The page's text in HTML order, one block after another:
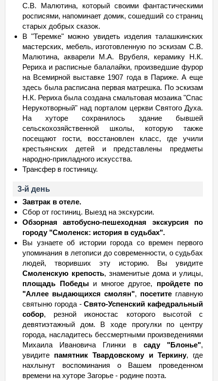
С.В. Малютина, который своими фантастическими
росписями, напоминает домик, сошедший со страниц
старых добрых сказок.
В "Теремке" можно увидеть изделия талашкинских
мастерских, мебель, изготовленную по эскизам С.В.
Малютина, акварели М.А. Врубеля, керамику Н.К.
Рериха и расписные балалайки, произведшие фурор
на Всемирной выставке 1907 года в Париже. А еще
здесь была расписана первая матрешка. По эскизам
Н.К. Рериха была создана смальтовая мозаика "Спас
Нерукотворный" над порталом церкви Святого Духа.
На хуторе сохранилось здание бывшей
сельскохозяйственной школы, которую также
посещают гости, восстановлен класс, где учили
крестьянских детей и представлены предметы
народно-прикладного искусства.
Трансфер в гостиницу.
3-й день
Завтрак в отеле.
Сбор от гостиниц. Выезд на экскурсии.
Обзорная автобусно-пешеходная экскурсия по
городу "Смоленск: история в судьбах".
Вы узнаете об истории города со времен первого
упоминания в летописи до современности, о судьбах
людей, творивших эту историю. Вы увидите
Смоленскую крепость, знаменитые дома и улицы,
площадь Победы и многое другое, пройдете по
"Аллее выдающихся смолян", посетите главную
святыню города -Свято-Успенский кафедральный
собор, резной иконостас которого высотой с
девятиэтажный дом. В ходе прогулки по центру
города, насладитесь бессмертными произведениями
Михаила Ивановича Глинки в саду "Блонье",
увидите памятник Твардовскому и Теркину, где
нахлынут воспоминания о Вашем проведенном
времени на хуторе Загорье - родине поэта.